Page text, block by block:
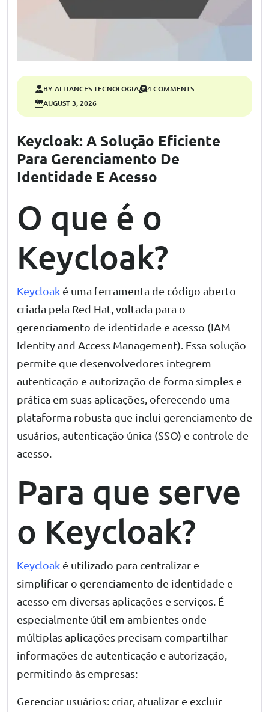
BY ALLIANCES TECNOLOGIA
4 COMMENTS
AUGUST 3, 2026
Keycloak: A Solução Eficiente
Para Gerenciamento De
Identidade E Acesso
O que é o
Keycloak?
Keycloak é uma ferramenta de código aberto
criada pela Red Hat, voltada para o
gerenciamento de identidade e acesso (IAM –
Identity and Access Management). Essa solução
permite que desenvolvedores integrem
autenticação e autorização de forma simples e
prática em suas aplicações, oferecendo uma
plataforma robusta que inclui gerenciamento de
usuários, autenticação única (SSO) e controle de
acesso.
Para que serve
o Keycloak?
Keycloak é utilizado para centralizar e
simplificar o gerenciamento de identidade e
acesso em diversas aplicações e serviços. É
especialmente útil em ambientes onde
múltiplas aplicações precisam compartilhar
informações de autenticação e autorização,
permitindo às empresas:
Gerenciar usuários: criar, atualizar e excluir